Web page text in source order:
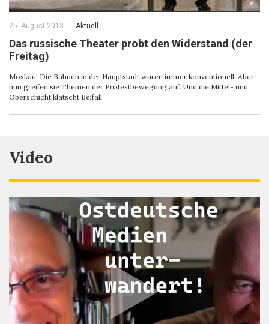
25. August 2013 Aktuell
Das russische Theater probt den Widerstand (der
Freitag)
Moskau. Die Bühnen in der Hauptstadt waren immer konventionell. Aber
nun greifen sie Themen der Protestbewegung auf. Und die Mittel- und
Oberschicht klatscht Beifall
Video